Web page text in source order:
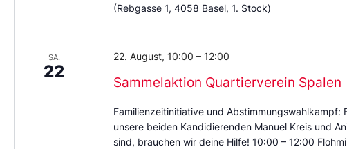
(Rebgasse 1, 4058 Basel, 1. Stock)
SA.
22
Sammelaktion Quartierverein Spalen
22. August, 10:00 – 12:00
Familienzeitinitiative und Abstimmungswahlkampf:
unsere beiden Kandidierenden Manuel Kreis und
sind, brauchen wir deine Hilfe! 10:00 – 12:00